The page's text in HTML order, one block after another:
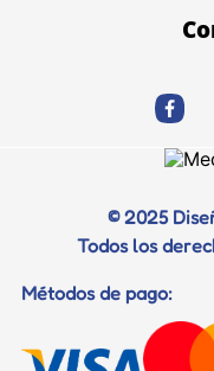
© 2025
Todos los
Métodos de pago: